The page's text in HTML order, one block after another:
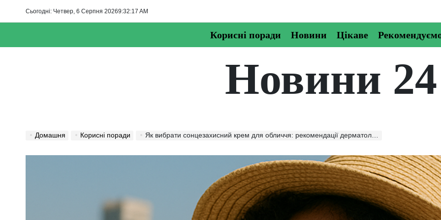
Сьогодні: Четвер, 6 Серпня 20269:32:19 AM
Корисні поради Новини Цікаве
Новини 24
Домашня Корисні поради Як вибрати сонцезахисний крем для обличчя: рекомендації дерматологів і досвід користувачів